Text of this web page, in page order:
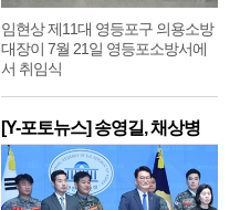
임현상 제11대 영등포구 의용소방
대장이 7월 21일 영등포소방서에
서 취임식
[Y-포토뉴스] 송영길, 채상병
순